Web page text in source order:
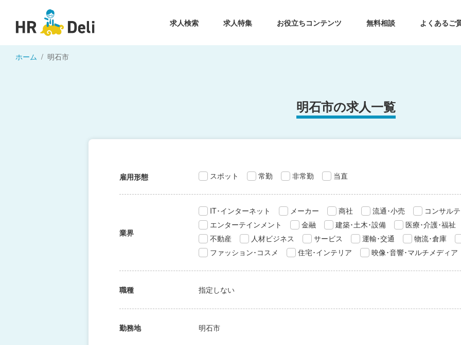
求人検索 求人特集 お役立ちコンテンツ 無料相談 よくあるご
ホーム 明石市
明石市の求人一覧
雇用形態 スポット 常勤 非常勤 当直
業界
IT･インターネット メーカー 商社 流通･小売
コンサル
エンターテインメント
金融 建築･土木･設備
医療･介護･福祉
不動産
人材ビジネス サービス 運輸･交通
物流･倉庫
ファッション･コスメ
住宅･インテリア 映像･音響･マルチメディア
職種 指定しない
勤務地 明石市